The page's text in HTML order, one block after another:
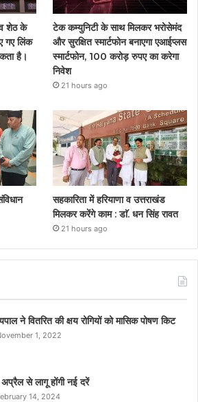
शेठ के
गए लिंक
है।
टेक कम्युनिटी के साथ मिलकर भरोसेमंद
और सुरक्षित स्मार्टफोन बनाएगा एआईप्लस
स्मार्टफोन, 100 करोड़ रुपए का करेगा
निवेश
21 hours ago
सहकारिता में हरियाणा व उत्तराखंड
मिलकर करेंगे काम : डाॅ. धन सिंह रावत
21 hours ago
ने वितरित की क्षय रोगियों को मासिक पोषण किट
1, 2022
से लागू होंगी नई दरें
14, 2024